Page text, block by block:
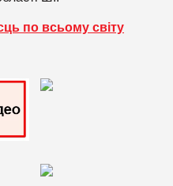
по всьому світу